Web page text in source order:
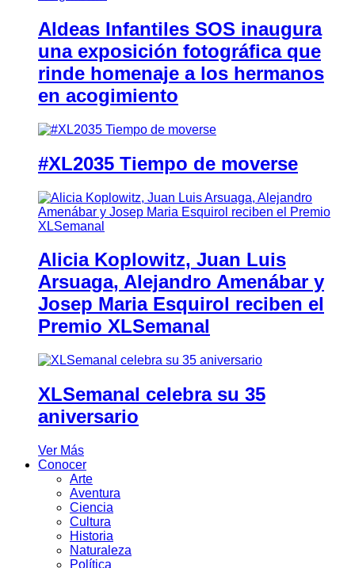
Aldeas Infantiles SOS inaugura
una exposición fotográfica que
rinde homenaje a los hermanos
en acogimiento
#XL2035 Tiempo de moverse
Alicia Koplowitz, Juan Luis
Arsuaga, Alejandro Amenábar y
Josep Maria Esquirol reciben el
Premio XLSemanal
XLSemanal celebra su 35
aniversario
Ver Más
Conocer
Arte
Aventura
Ciencia
Cultura
Historia
Naturaleza
Política